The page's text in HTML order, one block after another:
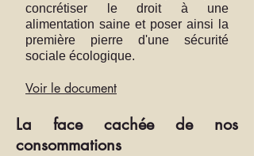
concrétiser le droit à une
alimentation saine et poser ainsi la
première pierre d'une sécurité
sociale écologique.
Voir le document
La face cachée de nos
consommations